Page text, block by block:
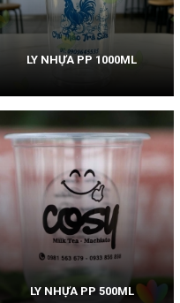
LY NHỰA PP 1000ML
LY NHỰA PP 500ML